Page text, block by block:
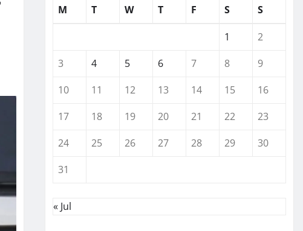
M
T W T F S S
1
2
3
4 5 6 7 8
9
10
11 12 13 14 15
16
17
18 19 20 21 22
23
24
25 26 27 28 29
30
31
« Jul